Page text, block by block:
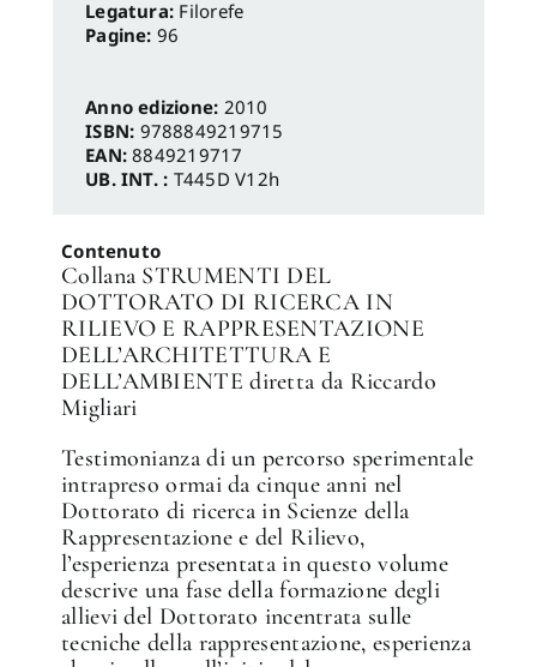
Legatura: Filorefe
Pagine: 96
Anno edizione: 2010
ISBN: 9788849219715
EAN:8849219717
UB. INT. : T445D V12h
Contenuto
Collana STRUMENTI DEL
DOTTORATO DI RICERCA IN
RILIEVO E RAPPRESENTAZIONE
DELL’ARCHITETTURA E
DELL’AMBIENTE diretta da Riccardo
Migliari
Testimonianza di un percorso sperimentale
intrapreso ormai da cinque anni nel
Dottorato di ricerca in Scienze della
Rappresentazione e del Rilievo,
l’esperienza presentata in questo volume
descrive una fase della formazione degli
allievi del Dottorato incentrata sulle
tecniche della rappresentazione, esperienza